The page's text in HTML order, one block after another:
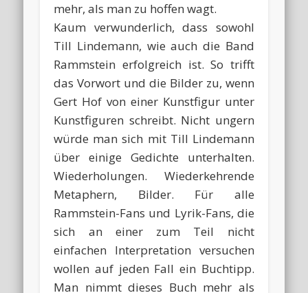
mehr, als man zu hoffen wagt.
Kaum verwunderlich, dass sowohl
Till Lindemann, wie auch die Band
Rammstein erfolgreich ist. So trifft
das Vorwort und die Bilder zu, wenn
Gert Hof von einer Kunstfigur unter
Kunstfiguren schreibt. Nicht ungern
würde man sich mit Till Lindemann
über einige Gedichte unterhalten.
Wiederholungen. Wiederkehrende
Metaphern, Bilder. Für alle
Rammstein-Fans und Lyrik-Fans, die
sich an einer zum Teil nicht
einfachen Interpretation versuchen
wollen auf jeden Fall ein Buchtipp.
Man nimmt dieses Buch mehr als